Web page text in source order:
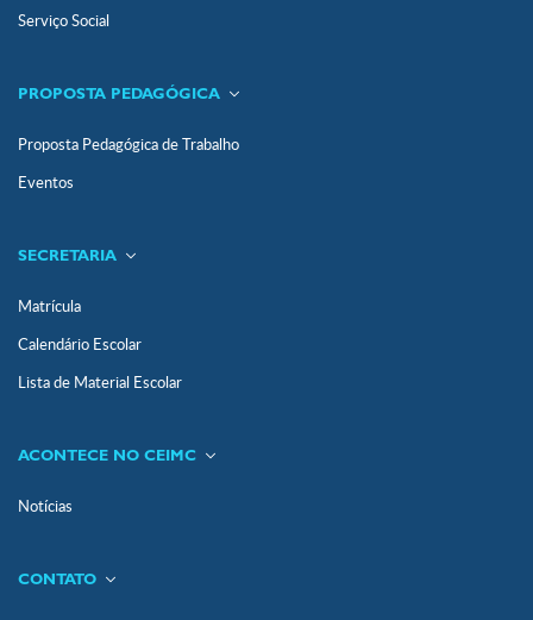
Serviço Social
PROPOSTA PEDAGÓGICA
Proposta Pedagógica de Trabalho
Eventos
SECRETARIA
Matrícula
Calendário Escolar
Lista de Material Escolar
ACONTECE NO CEIMC
Notícias
CONTATO